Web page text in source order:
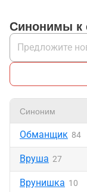
Синонимы к
Синоним
Обманщик 84
Вруша 27
Врунишка 10